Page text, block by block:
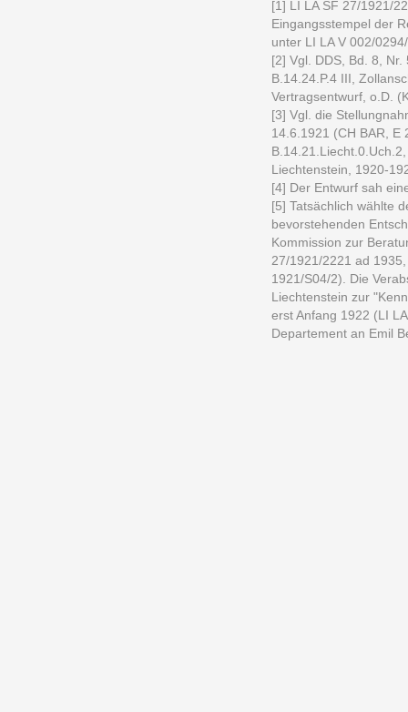
[1] LI LA SF 27/1921/
Eingangsstempel der
unter LI LA V 002/
[2] Vgl. DDS, Bd. 8,
B.14.24.P.4 III,
Vertragsentwurf, o.D.
[3] Vgl. die
14.6.1921 (CH BAR, E
Liechtenstein, 1920-
[4] Der Entwurf sah
[5] Tatsächlich wählte
bevorstehenden
Kommission zur
27/1921/2221 ad
1921/S04/2). Die
Liechtenstein zur
erst Anfang 1922 (LI
Departement an Emil